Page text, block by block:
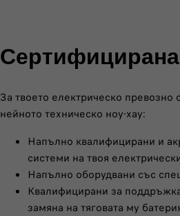
За твоето електрическо
нейното техническо ноу-хау:
Напълно квалифицирани и
системи на твоя
Напълно оборудвани със
Квалифицирани за
замяна на тяговата му